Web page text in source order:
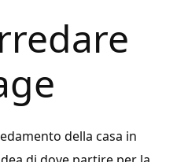
della casa in